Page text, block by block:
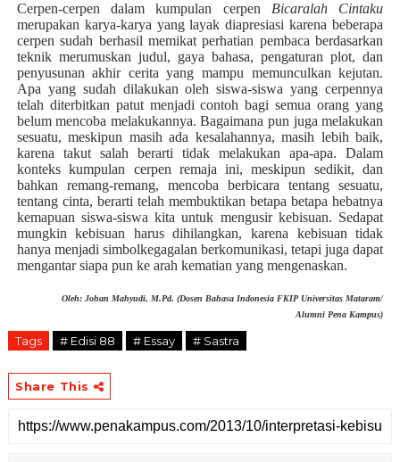
Cerpen-cerpen dalam kumpulan cerpen Bicaralah Cintaku
merupakan karya-karya yang layak diapresiasi karena beberapa
cerpen sudah berhasil memikat perhatian pembaca berdasarkan
teknik merumuskan judul, gaya bahasa, pengaturan plot, dan
penyusunan akhir cerita yang mampu memunculkan kejutan.
Apa yang sudah dilakukan oleh siswa-siswa yang cerpennya
telah diterbitkan patut menjadi contoh bagi semua orang yang
belum mencoba melakukannya. Bagaimana pun juga melakukan
sesuatu, meskipun masih ada kesalahannya, masih lebih baik,
karena takut salah berarti tidak melakukan apa-apa. Dalam
konteks kumpulan cerpen remaja ini, meskipun sedikit, dan
bahkan remang-remang, mencoba berbicara tentang sesuatu,
tentang cinta, berarti telah membuktikan betapa betapa hebatnya
kemapuan siswa-siswa kita untuk mengusir kebisuan. Sedapat
mungkin kebisuan harus dihilangkan, karena kebisuan tidak
hanya menjadi simbolkegagalan berkomunikasi, tetapi juga dapat
mengantar siapa pun ke arah kematian yang mengenaskan.
Oleh:Johan Mahyudi, M.Pd. (Dosen Bahasa Indonesia FKIP Universitas Mataram/
Alumni Pena Kampus)
Tags # Edisi 88 # Essay # Sastra
Share This